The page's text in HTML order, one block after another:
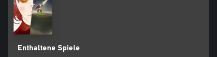
Enthaltene Spiele